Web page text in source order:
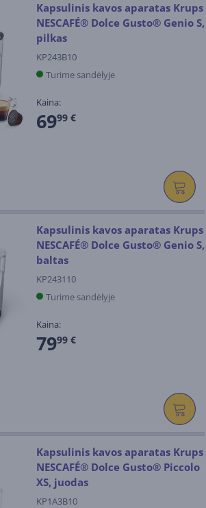
Kapsulinis kavos aparatas Krups
NESCAFÉ® Dolce Gusto® Genio S,
pilkas
KP243B10
Turime sandėlyje
Kaina:
6999 €
Kapsulinis kavos aparatas Krups
NESCAFÉ® Dolce Gusto® Genio S,
baltas
KP243110
Turime sandėlyje
Kaina:
7999 €
Kapsulinis kavos aparatas Krups
NESCAFÉ® Dolce Gusto® Piccolo
XS, juodas
KP1A3B10